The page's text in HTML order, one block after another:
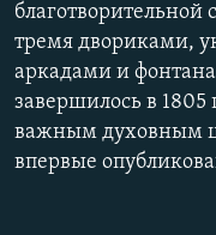
благотворительной
тремя двориками,
аркадами и
завершилось в 1805
важным духовным
впервые